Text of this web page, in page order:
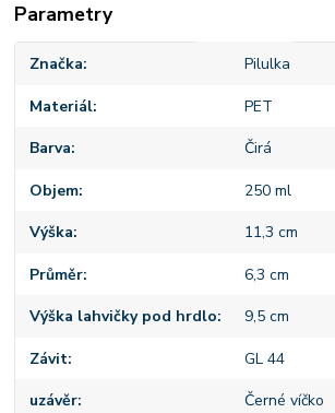
Parametry
Značka Pilulka
Materiál PET
Barva Čirá
Objem 250 ml
Výška 11,3 cm
Průměr 6,3 cm
Výška lahvičky pod hrdlo 9,5 cm
Závit GL 44
uzávěr Černé víčko